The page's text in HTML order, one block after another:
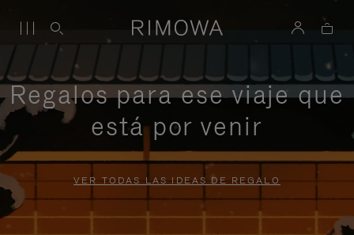
Regalos para ese viaje que
está por venir
VER TODAS LAS IDEAS DE REGALO